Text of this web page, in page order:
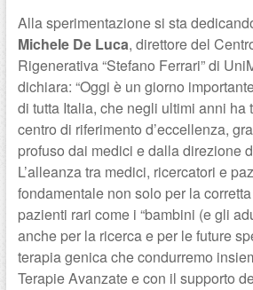
Alla sperimentazione si sta
Michele De Luca, direttore del
Rigenerativa “Stefano Ferrari” di
dichiara: “Oggi è un giorno
di tutta Italia, che negli ultimi anni ha
centro di riferimento d’eccellenza,
profuso dai medici e dalla direzione
L’alleanza tra medici, ricercatori e
fondamentale non solo per la
pazienti rari come i “bambini (e gli
anche per la ricerca e per le future
terapia genica che condurremo
Terapie Avanzate e con il supporto